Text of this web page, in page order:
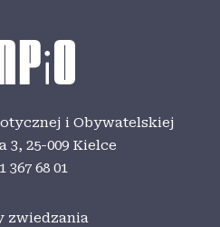
i Obywatelskiej
3,25-009 Kielce
367 68 01
zwiedzania